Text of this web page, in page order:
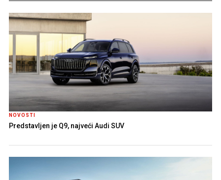
NOVOSTI
Predstavljen je Q9, najveći Audi SUV